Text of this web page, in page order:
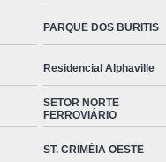
PARQUE DOS BURITIS
Residencial Alphaville
SETOR NORTE
FERROVIÁRIO
ST. CRIMÉIA OESTE